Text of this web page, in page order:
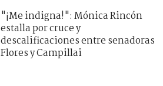
"¡Me indigna!": Mónica Rincón
estalla por cruce y
descalificaciones entre senadoras
Flores y Campillai